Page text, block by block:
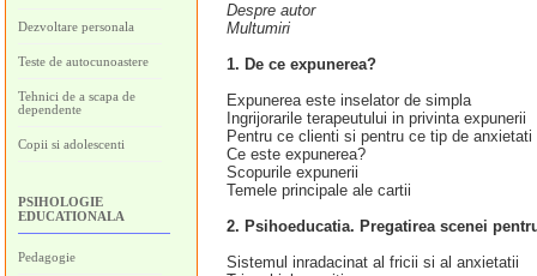
Dezvoltare personala
Teste de autocunoastere
Tehnici de a scapa de
dependente
Copii si adolescenti
PSIHOLOGIE
EDUCATIONALA
Pedagogie
Despre autor
Multumiri
1. De ce expunerea?
Expunerea este inselator de simpla
Ingrijorarile terapeutului in privinta expunerii
Pentru ce clienti si pentru ce tip de
Ce este expunerea?
Scopurile expunerii
Temele principale ale cartii
2. Psihoeducatia. Pregatirea scenei
Sistemul inradacinat al fricii si al anxietatii